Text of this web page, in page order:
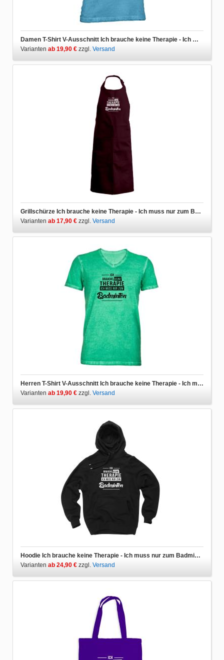
Damen T-Shirt V-Ausschnitt Ich brauche keine Therapie - Ich muss nur zum Badminton
Varianten ab 19,90 € zzgl. Versand
Grillschürze Ich brauche keine Therapie - Ich muss nur zum Badminton
Varianten ab 17,90 € zzgl. Versand
Herren T-Shirt V-Ausschnitt Ich brauche keine Therapie - Ich muss nur zum Badminton
Varianten ab 19,90 € zzgl. Versand
Hoodie Ich brauche keine Therapie - Ich muss nur zum Badminton
Varianten ab 24,90 € zzgl. Versand